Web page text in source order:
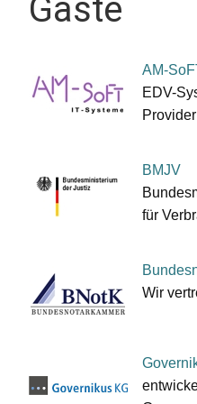
Gäste
AM-
EDV-
BMJV
für
Wir